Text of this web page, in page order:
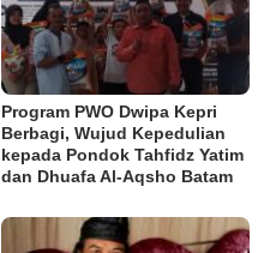
Program PWO Dwipa Kepri
Berbagi, Wujud Kepedulian
kepada Pondok Tahfidz Yatim
dan Dhuafa Al-Aqsho Batam